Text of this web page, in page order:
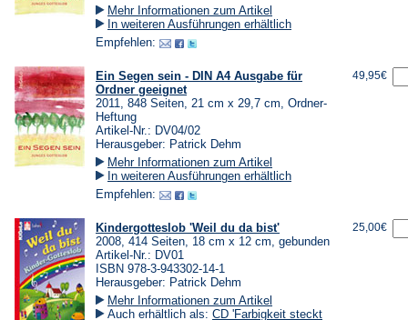
Mehr Informationen zum Artikel
In weiteren Ausführungen erhältlich
Empfehlen:
Ein Segen sein - DIN A4 Ausgabe für
Ordner geeignet
2011, 848 Seiten, 21 cm x 29,7 cm, Ordner-
Heftung
Artikel-Nr.: DV04/02
Herausgeber: Patrick Dehm
Mehr Informationen zum Artikel
In weiteren Ausführungen erhältlich
Empfehlen:
49,95€
Kindergotteslob 'Weil du da bist'
2008, 414 Seiten, 18 cm x 12 cm, gebunden
Artikel-Nr.: DV01
ISBN 978-3-943302-14-1
Herausgeber: Patrick Dehm
Mehr Informationen zum Artikel
Auch erhältlich als: CD 'Farbigkeit steckt
25,00€